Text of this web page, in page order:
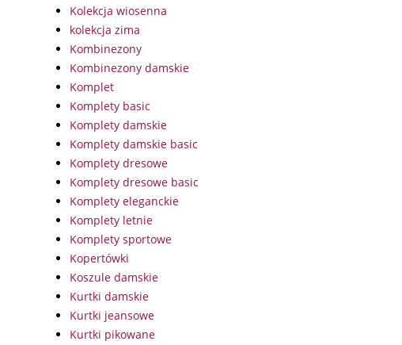
Kolekcja wiosenna
kolekcja zima
Kombinezony
Kombinezony damskie
Komplet
Komplety basic
Komplety damskie
Komplety damskie basic
Komplety dresowe
Komplety dresowe basic
Komplety eleganckie
Komplety letnie
Komplety sportowe
Kopertówki
Koszule damskie
Kurtki damskie
Kurtki jeansowe
Kurtki pikowane